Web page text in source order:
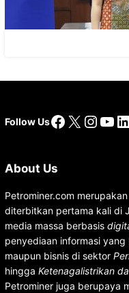
Follow UsFacebook
X
About Us
Petrominer.com
diterbitkan pertama kali di
media massa berbasis
penyediaan informasi
maupun bisnis di sektor
hingga Ketenagalistrikan
Petrominer juga berupaya